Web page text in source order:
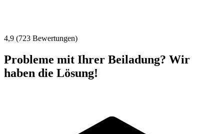
4,9 (723 Bewertungen)
Probleme mit Ihrer Beiladung? Wir
haben die Lösung!